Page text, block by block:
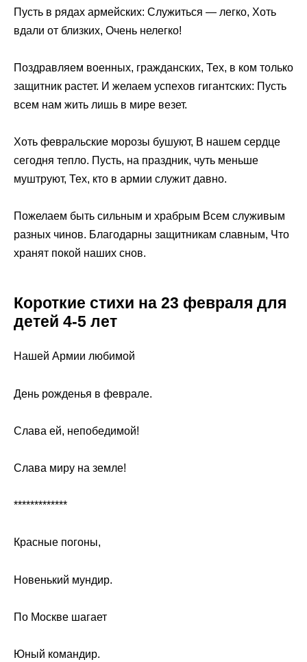
Пусть в рядах армейских: Служиться — легко, Хоть
вдали от близких, Очень нелегко!
Поздравляем военных, гражданских, Тех, в ком только
защитник растет. И желаем успехов гигантских: Пусть
всем нам жить лишь в мире везет.
Хоть февральские морозы бушуют, В нашем сердце
сегодня тепло. Пусть, на праздник, чуть меньше
муштруют, Тех, кто в армии служит давно.
Пожелаем быть сильным и храбрым Всем служивым
разных чинов. Благодарны защитникам славным, Что
хранят покой наших снов.
Короткие стихи на 23 февраля для
детей 4-5 лет
Нашей Армии любимой
День рожденья в феврале.
Слава ей, непобедимой!
Слава миру на земле!
*************
Красные погоны,
Новенький мундир.
По Москве шагает
Юный командир.